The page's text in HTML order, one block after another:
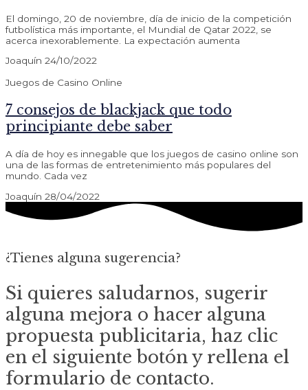
El domingo, 20 de noviembre, día de inicio de la competición
futbolística más importante, el Mundial de Qatar 2022, se
acerca inexorablemente. La expectación aumenta
Joaquín 24/10/2022
Juegos de Casino Online
7 consejos de blackjack que todo
principiante debe saber
A día de hoy es innegable que los juegos de casino online son
una de las formas de entretenimiento más populares del
mundo. Cada vez
Joaquín 28/04/2022
¿Tienes alguna sugerencia?
Si quieres saludarnos, sugerir
alguna mejora o hacer alguna
propuesta publicitaria, haz clic
en el siguiente botón y rellena el
formulario de contacto.